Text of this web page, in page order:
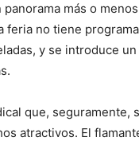
más o
feria no tiene
y se introduce
que, seguramente,
atractivos. El